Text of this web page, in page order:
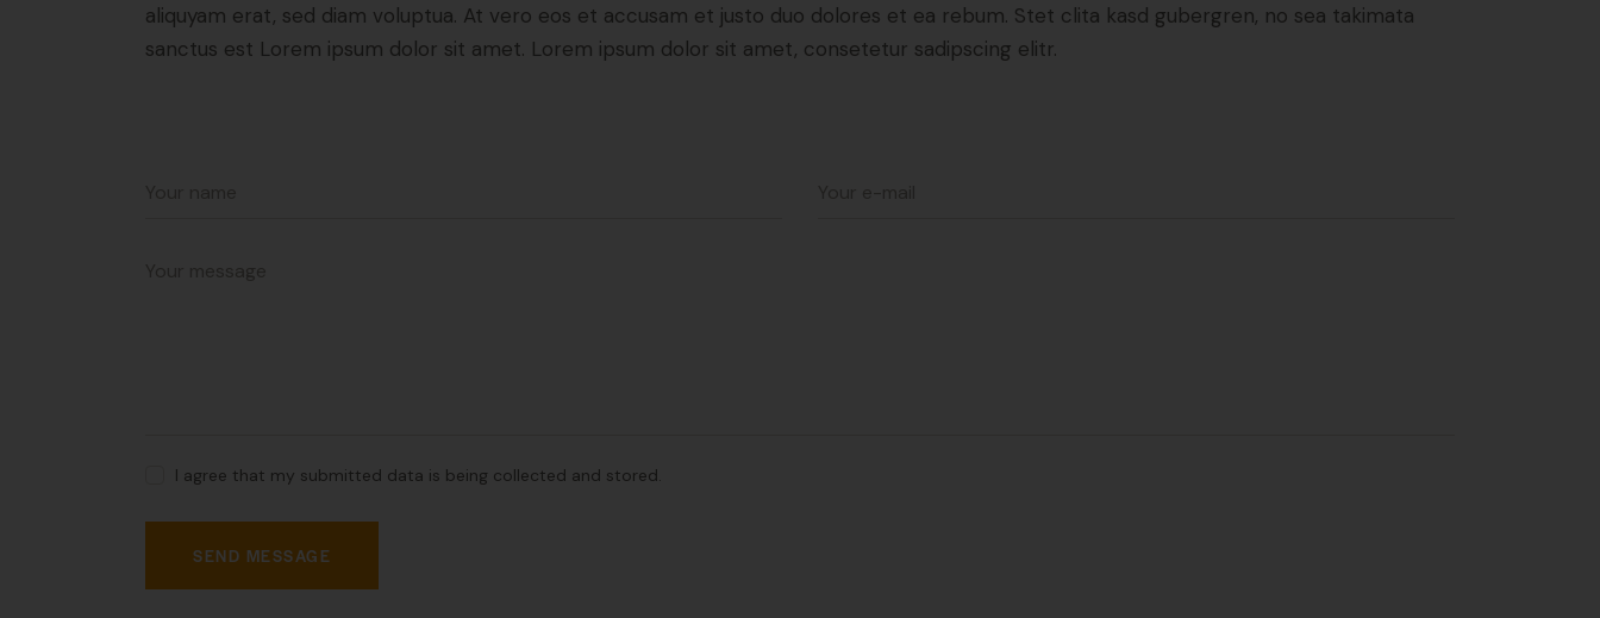
aliquyam erat, sed diam voluptua. At vero eos et accusam et justo duo dolores et ea rebum. Stet clita kasd gubergren, no sea takimata
sanctus est Lorem ipsum dolor sit amet. Lorem ipsum dolor sit amet, consetetur sadipscing elitr.
I agree that my submitted data is being collected and stored.
SEND MESSAGE